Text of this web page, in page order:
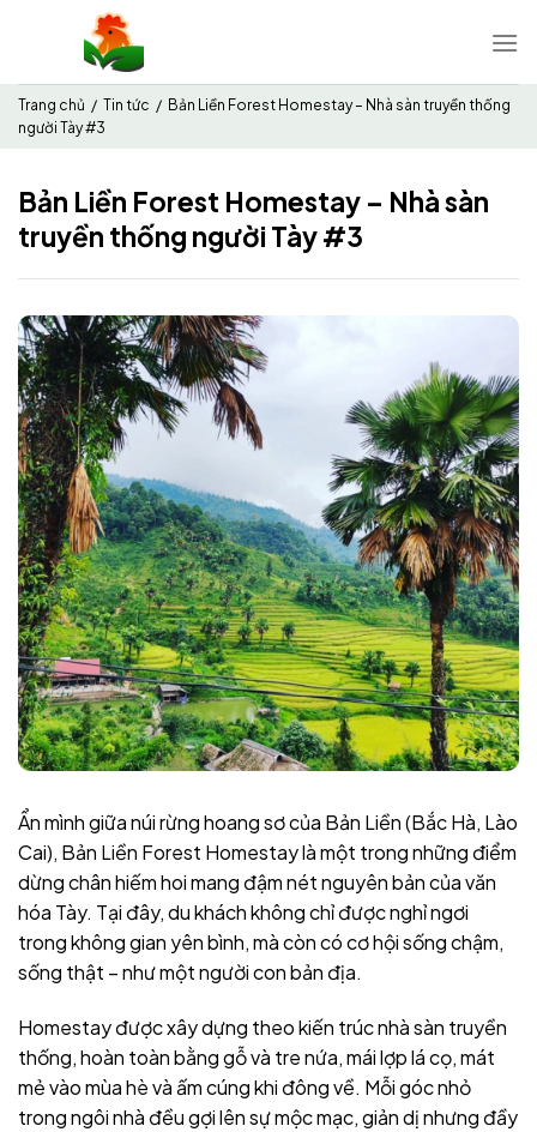
dung
Trang chủ / Tin tức / Bản Liền Forest Homestay – Nhà sàn truyền thống
người Tày #3
Bản Liền Forest Homestay – Nhà sàn
truyền thống người Tày #3
Ẩn mình giữa núi rừng hoang sơ của Bản Liền (Bắc Hà, Lào
Cai), Bản Liền Forest Homestay là một trong những điểm
dừng chân hiếm hoi mang đậm nét nguyên bản của văn
hóa Tày. Tại đây, du khách không chỉ được nghỉ ngơi
trong không gian yên bình, mà còn có cơ hội sống chậm,
sống thật – như một người con bản địa.
Homestay được xây dựng theo kiến trúc nhà sàn truyền
thống, hoàn toàn bằng gỗ và tre nứa, mái lợp lá cọ, mát
mẻ vào mùa hè và ấm cúng khi đông về. Mỗi góc nhỏ
trong ngôi nhà đều gợi lên sự mộc mạc, giản dị nhưng đầy